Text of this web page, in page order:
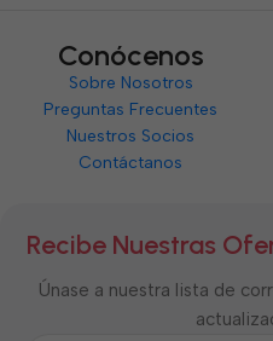
Conócenos
Sobre Nosotros
Preguntas Frecuentes
Nuestros Socios
Contáctanos
Recibe Nuestras
Únase a nuestra lista de